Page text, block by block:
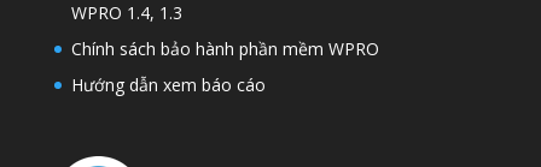
WPRO 1.4, 1.3
Chính sách bảo hành phần mềm WPRO
Hướng dẫn xem báo cáo